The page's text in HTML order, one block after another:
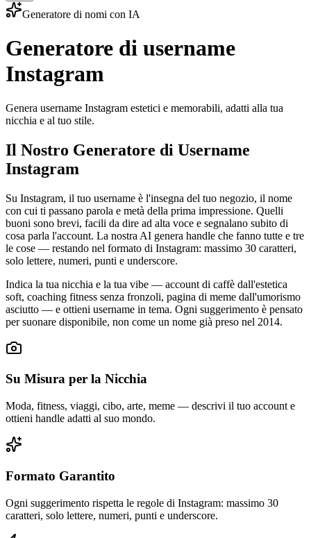
Generatore di nomi con IA
Generatore di username
Instagram
Genera username Instagram estetici e memorabili, adatti alla tua
nicchia e al tuo stile.
Il Nostro Generatore di Username
Instagram
Su Instagram, il tuo username è l'insegna del tuo negozio, il nome
con cui ti passano parola e metà della prima impressione. Quelli
buoni sono brevi, facili da dire ad alta voce e segnalano subito di
cosa parla l'account. La nostra AI genera handle che fanno tutte e tre
le cose — restando nel formato di Instagram: massimo 30 caratteri,
solo lettere, numeri, punti e underscore.
Indica la tua nicchia e la tua vibe — account di caffè dall'estetica
soft, coaching fitness senza fronzoli, pagina di meme dall'umorismo
asciutto — e ottieni username in tema. Ogni suggerimento è pensato
per suonare disponibile, non come un nome già preso nel 2014.
Su Misura per la Nicchia
Moda, fitness, viaggi, cibo, arte, meme — descrivi il tuo account e
ottieni handle adatti al suo mondo.
Formato Garantito
Ogni suggerimento rispetta le regole di Instagram: massimo 30
caratteri, solo lettere, numeri, punti e underscore.